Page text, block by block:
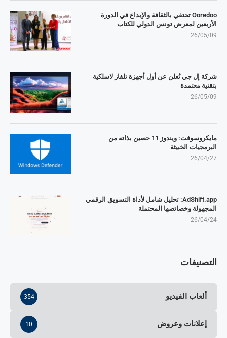
Ooredoo تحتفي بالثقافة والإبداع في الدورة
الأربعين لمعرض تونس الدولي للكتاب
26/05/09
شركة إل جي تُعلن عن أول أجهزة تلفاز لاسلكية
بتقنية معتمدة
26/05/09
مايكروسوفت: ويندوز 11 حصين بذاته من
البرمجيات الخبيثة
26/04/27
AdShift.app: تحليل شامل لأداة التسويق الرقمي
المجهولة وخصائصها المحتملة
26/04/24
التصنيفات
ألعاب الفيديو 354
إعلانات وعروض 10